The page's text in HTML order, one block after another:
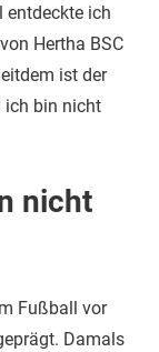
entdeckte ich
Hertha BSC
ist der
ich bin nicht
nicht
Fußball vor
Damals